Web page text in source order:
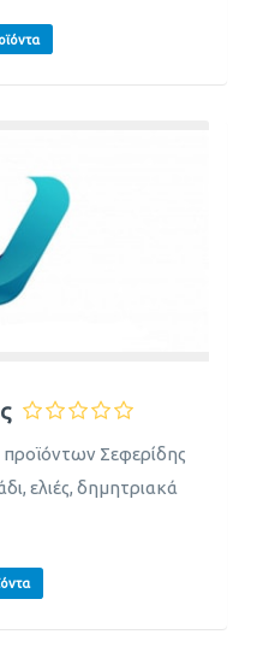
Σεφερίδης
ελιές, δημητριακά